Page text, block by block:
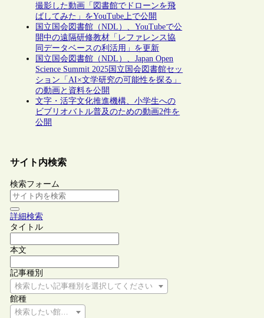
撮影した動画「図書館でドローンを飛
ばしてみた」をYouTube上で公開
国立国会図書館（NDL）、YouTubeで公
開中の遠隔研修教材「レファレンス協
同データベースの利活用」を更新
国立国会図書館（NDL）、Japan Open
Science Summit 2025国立国会図書館セッ
ション「AI×文学研究の可能性を探る」
の動画と資料を公開
文字・活字文化推進機構、小学生への
ビブリオバトル普及のための動画2件を
公開
サイト内検索
検索フォーム
詳細検索
タイトル
本文
記事種別
検索したい記事種別を選択してください
館種
検索したい館種を選択してください